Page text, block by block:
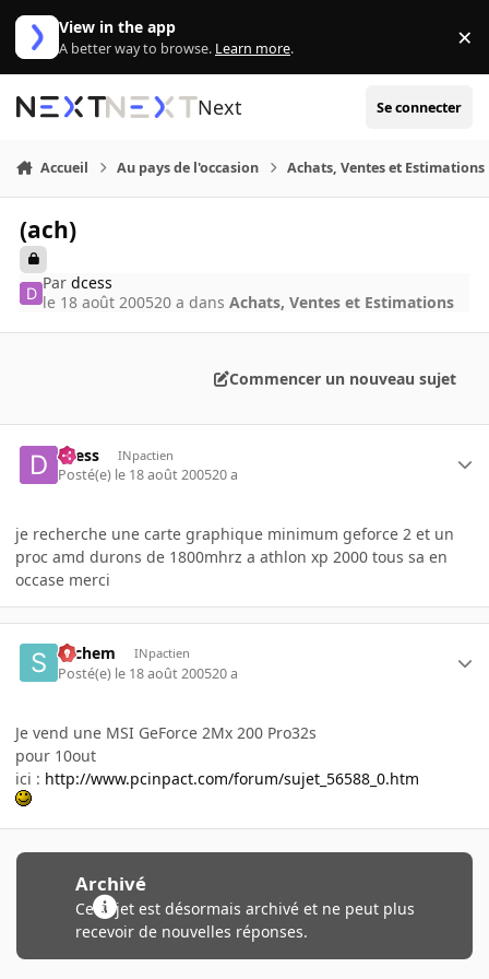
Aller au contenu
View in the app
A better way to browse. Learn more. ×
Next Se connecter
Accueil Au pays de l'occasion Achats, Ventes et Estimations
(ach)
Pardcess
le 18 août 200520 a dansAchats, Ventes et Estimations
Commencer un nouveau sujet
dcess INpactien
Posté(e) le 18 août 200520 a
je recherche une carte graphique minimum geforce 2 et un
proc amd durons de 1800mhrz a athlon xp 2000 tous sa en
occase merci
sachem INpactien
Posté(e) le 18 août 200520 a
Je vend une MSI GeForce 2Mx 200 Pro32s
pour 10out
ici : http://www.pcinpact.com/forum/sujet_56588_0.htm
Archivé
Ce sujet est désormais archivé et ne peut plus
recevoir de nouvelles réponses.